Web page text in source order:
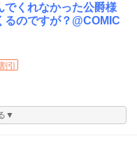
でくれなかった公爵様
るのですが？@COMIC
割引
▼